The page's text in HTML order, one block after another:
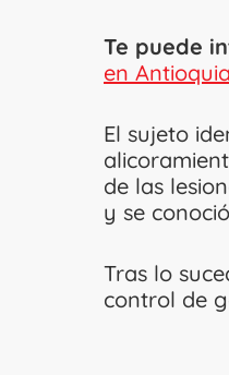
Te puede
en
El sujeto
de las
y se
Tras lo
control de